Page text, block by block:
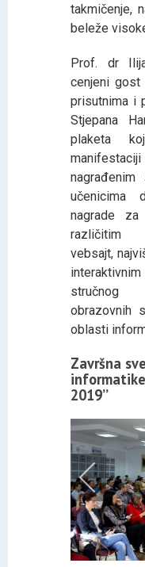
takmičenje,
beleže
Prof. dr
cenjeni
prisutnima i
Stjepana
plaketa
nagrađenim
učenicima
nagrade
različitim
vebsajt,
stručnog
obrazovnih
oblasti
Završna
2019’’